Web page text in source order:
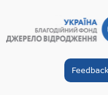
Feedback